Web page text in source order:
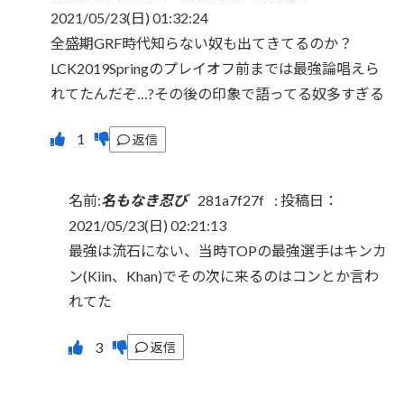
2021/05/23(日) 01:32:24
全盛期GRF時代知らない奴も出てきてるのか？
LCK2019Springのプレイオフ前までは最強論唱えら
れてたんだぞ…?その後の印象で語ってる奴多すぎる
返信
名前:名もなき忍び 281a7f27f : 投稿日：
2021/05/23(日) 02:21:13
最強は流石にない、当時TOPの最強選手はキンカ
ン(Kiin、Khan)でその次に来るのはコンとか言わ
れてた
返信